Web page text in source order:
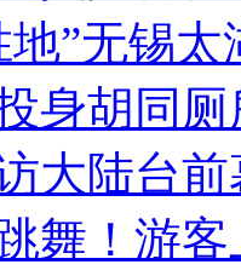
地”无锡
身胡同
大陆台
舞！游客